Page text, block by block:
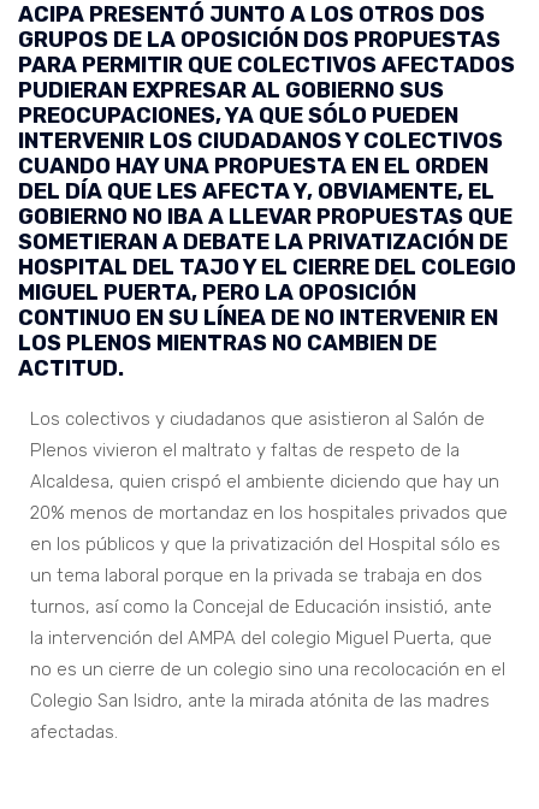
ACIPA PRESENTÓ JUNTO A LOS OTROS DOS
GRUPOS DE LA OPOSICIÓN DOS PROPUESTAS
PARA PERMITIR QUE COLECTIVOS AFECTADOS
PUDIERAN EXPRESAR AL GOBIERNO SUS
PREOCUPACIONES, YA QUE SÓLO PUEDEN
INTERVENIR LOS CIUDADANOS Y COLECTIVOS
CUANDO HAY UNA PROPUESTA EN EL ORDEN
DEL DÍA QUE LES AFECTA Y, OBVIAMENTE, EL
GOBIERNO NO IBA A LLEVAR PROPUESTAS QUE
SOMETIERAN A DEBATE LA PRIVATIZACIÓN DE
HOSPITAL DEL TAJO Y EL CIERRE DEL COLEGIO
MIGUEL PUERTA, PERO LA OPOSICIÓN
CONTINUO EN SU LÍNEA DE NO INTERVENIR EN
LOS PLENOS MIENTRAS NO CAMBIEN DE
ACTITUD.
Los colectivos y ciudadanos que asistieron al Salón de
Plenos vivieron el maltrato y faltas de respeto de la
Alcaldesa, quien crispó el ambiente diciendo que hay un
20% menos de mortandaz en los hospitales privados que
en los públicos y que la privatización del Hospital sólo es
un tema laboral porque en la privada se trabaja en dos
turnos, así como la Concejal de Educación insistió, ante
la intervención del AMPA del colegio Miguel Puerta, que
no es un cierre de un colegio sino una recolocación en el
Colegio San Isidro, ante la mirada atónita de las madres
afectadas.